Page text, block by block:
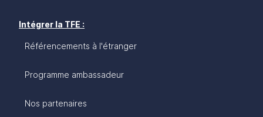
Intégrer la TFE :
Référencements à l'étranger
Programme ambassadeur
Nos partenaires